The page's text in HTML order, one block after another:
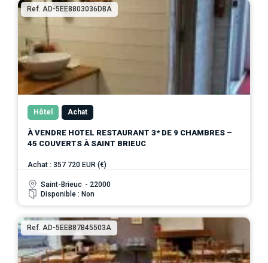
Ref. AD-5EE8803036DBA
Hôtel Achat
À VENDRE HOTEL RESTAURANT 3* DE 9 CHAMBRES –
45 COUVERTS À SAINT BRIEUC
Achat : 357 720 EUR (€)
Saint-Brieuc - 22000
Disponible : Non
Ref. AD-5EEB87B45503A